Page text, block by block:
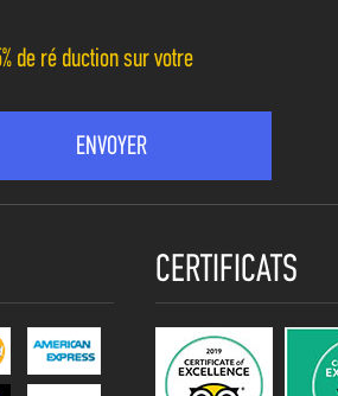
de réduction sur votre
CERTIFICATS